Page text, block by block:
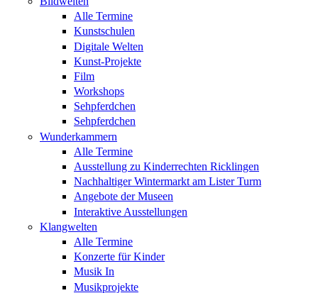
Alle Termine
Kunstschulen
Digitale Welten
Kunst-Projekte
Film
Workshops
Sehpferdchen
Sehpferdchen
Wunderkammern
Alle Termine
Ausstellung zu Kinderrechten Ricklingen
Nachhaltiger Wintermarkt am Lister Turm
Angebote der Museen
Interaktive Ausstellungen
Klangwelten
Alle Termine
Konzerte für Kinder
Musik In
Musikprojekte